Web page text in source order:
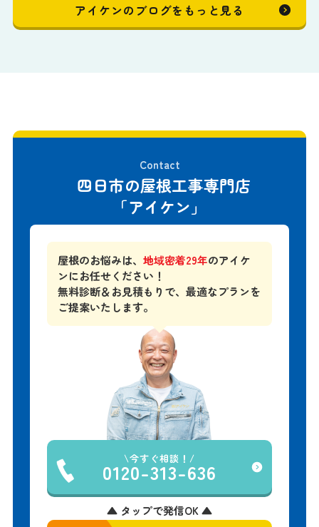
アイケンのブログをもっと見る
Contact
四日市の屋根工事専門店
「アイケン」
屋根のお悩みは、地域密着29年のアイケ
ンにお任せください！
無料診断＆お見積もりで、最適なプランを
ご提案いたします。
今すぐ相談！
0120-313-636
▲ タップで発信OK ▲